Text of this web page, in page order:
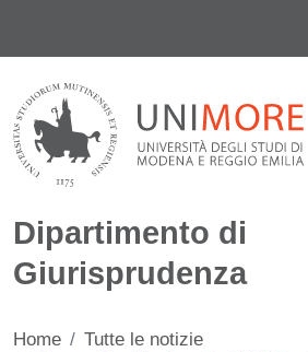
Dipartimento di
Giurisprudenza
Home
Tutte le notizie